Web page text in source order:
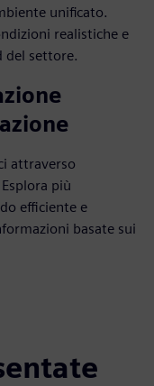
unificato.
realistiche e
del settore.
attraverso
più
efficiente e
basate sui